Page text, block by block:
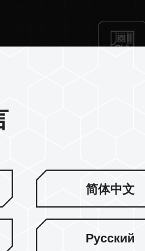
QVL Compatibility
者用途与预
简体中文
Русский